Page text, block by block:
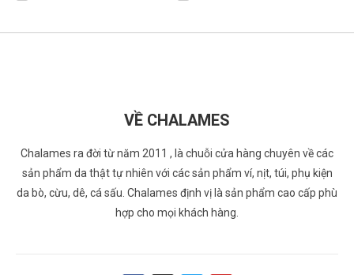
VỀ CHALAMES
Chalames ra đời từ năm 2011 , là chuỗi cửa hàng chuyên về các
sản phẩm da thật tự nhiên với các sản phẩm ví, nịt, túi, phụ kiện
da bò, cừu, dê, cá sấu. Chalames định vị là sản phẩm cao cấp phù
hợp cho mọi khách hàng.